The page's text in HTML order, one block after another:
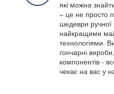
які можна
– це не просто
шедеври ручної
найкращими
технологіями.
гончарні
компонентів -
чекає на вас у